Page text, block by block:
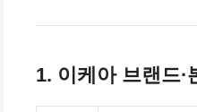
1. 이케아 브랜드·